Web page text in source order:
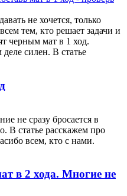
не хочется, только
тем, кто решает задачи и
черным мат в 1 ход.
силен. В статье
не сразу бросается в
В статье расскажем про
всем, кто с нами.
в 2 хода. Многие не